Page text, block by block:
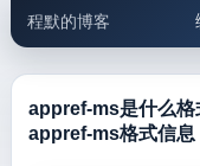
程默的博客
邮件工具
appref-ms是什么格
appref-ms格式信息